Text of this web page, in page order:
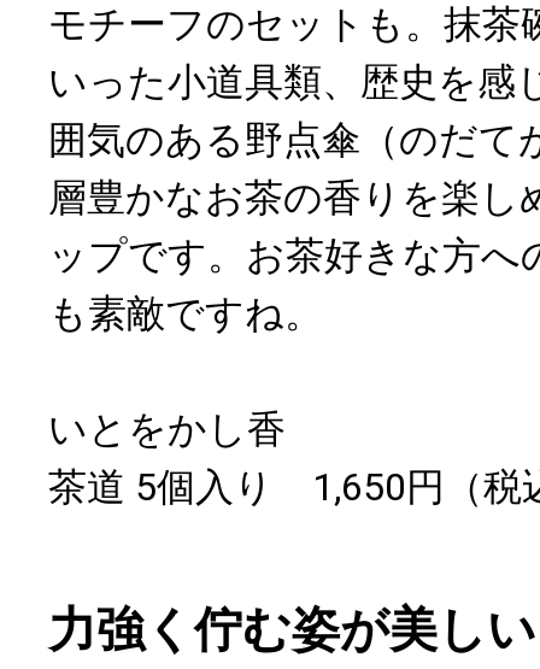
モチーフのセットも。抹茶
いった小道具類、歴史を感
囲気のある野点傘（のだて
層豊かなお茶の香りを楽し
ップです。お茶好きな方へ
も素敵ですね。
いとをかし香
茶道 5個入り 1,650円（税
力強く佇む姿が美し